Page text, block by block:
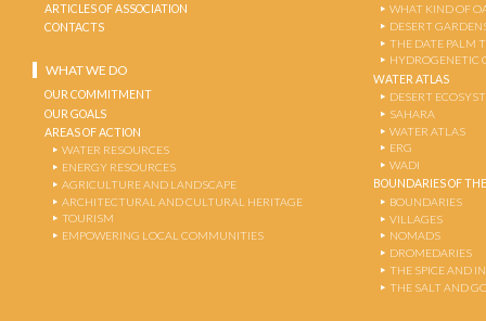
ARTICLES OF ASSOCIATION
CONTACTS
WHAT WE DO
OUR COMMITMENT
OUR GOALS
AREAS OF ACTION
WATER RESOURCES
ENERGY RESOURCES
AGRICULTURE AND LANDSCAPE
ARCHITECTURAL AND CULTURAL HERITAGE
TOURISM
EMPOWERING LOCAL COMMUNITIES
WHAT KIND OF
DESERT
THE DATE PALM
HYDROGENETIC
WATER ATLAS
DESERT
SAHARA
WATER ATLAS
ERG
WADI
BOUNDARIES OF
BOUNDARIES
VILLAGES
NOMADS
DROMEDARIES
THE SPICE AND
THE SALT AND